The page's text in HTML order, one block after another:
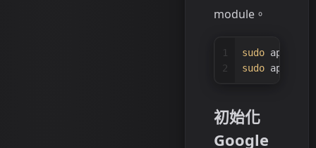
module。
1
2
sudo apt
sudo apt
初始化
Google